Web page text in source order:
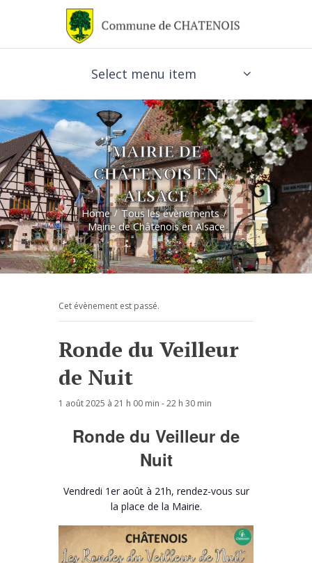
Select menu item
MAIRIE DE
CHÂTENOIS EN
ALSACE
Home
Tous les évènements
Mairie de Châtenois en Alsace
Cet évènement est passé.
Ronde du Veilleur
de Nuit
1 août 2025 à 21 h 00 min -22 h 30 min
Ronde du Veilleur de
Nuit
Vendredi 1er août à 21h, rendez-vous sur
la place de la Mairie.